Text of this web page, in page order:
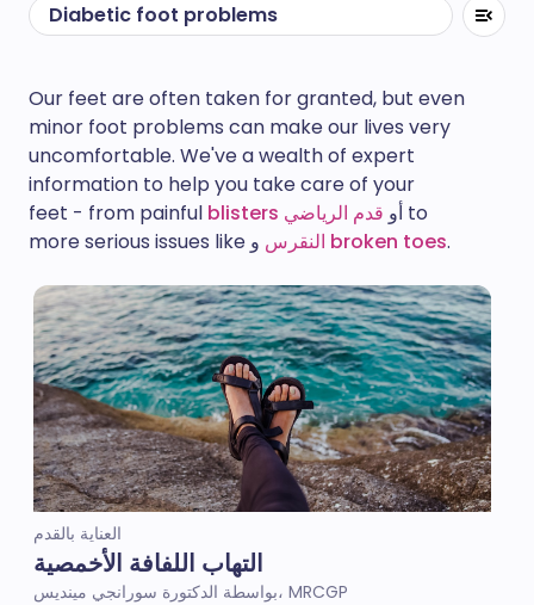
Diabetic foot problems
Our feet are often taken for granted, but even
minor foot problems can make our lives very
uncomfortable. We've a wealth of expert
information to help you take care of your
feet - from painful blisters أو قدم الرياضي
to
more serious issues like
النقرس broken toes.
العناية بالقدم
التهاب اللفافة الأخمصية
بواسطة الدكتورة سورانجي مينديس، MRCGP